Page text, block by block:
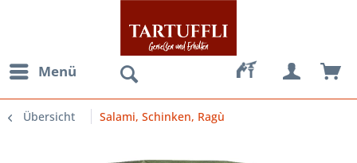
Menü
Übersicht Salami, Schinken, Ragù